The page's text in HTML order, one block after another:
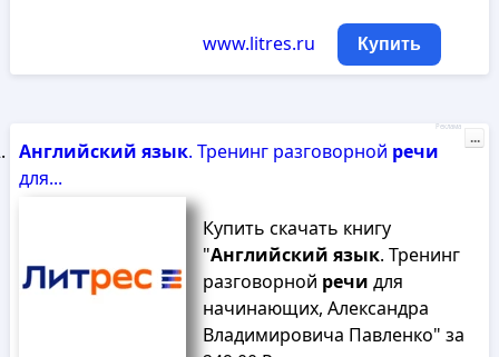
www.litres.ru Купить
Английский язык. Тренинг разговорной речи
для...
Купить скачать книгу
"Английский язык. Тренинг
разговорной речи для
начинающих, Александра
Владимировича Павленко" за
Реклама
...